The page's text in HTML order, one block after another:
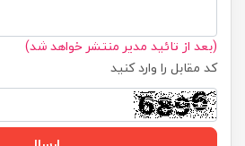
(بعد از تائید مدیر منتشر خواهد شد)
کد مقابل را وارد کنید